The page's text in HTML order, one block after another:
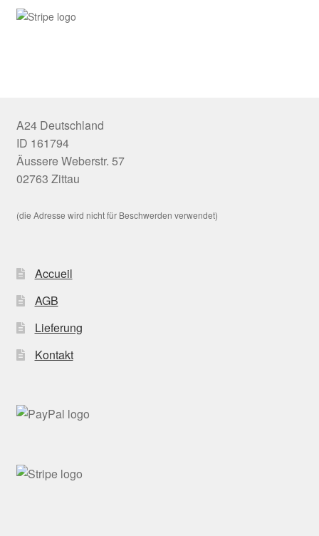
A24 Deutschland
ID 161794
Äussere Weberstr. 57
02763 Zittau
(die Adresse wird nicht für Beschwerden verwendet)
Accueil
AGB
Lieferung
Kontakt